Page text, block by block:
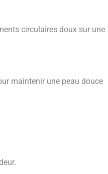
circulaires doux sur une
maintenir une peau douce